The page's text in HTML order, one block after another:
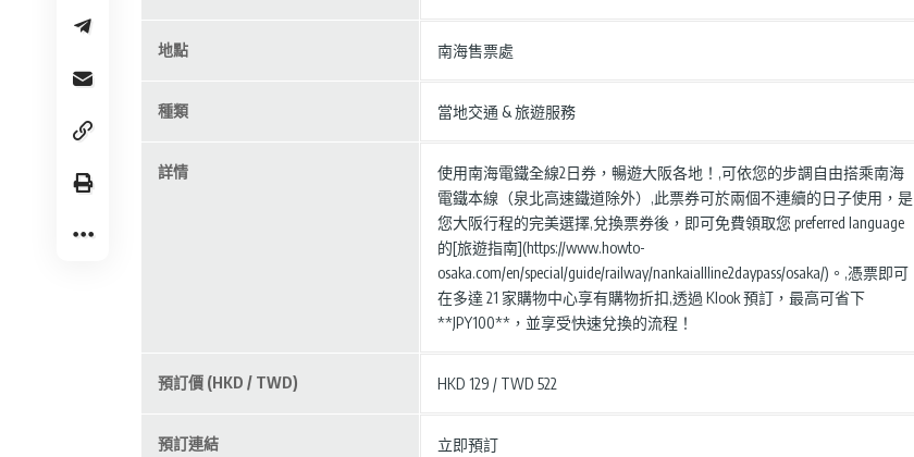
地點 南海售票處
種類 當地交通 & 旅遊服務
詳情
使用南海電鐵全線2日券，暢遊大阪各地！,可依您的步調自由搭乘南海
電鐵本線（泉北高速鐵道除外）,此票券可於兩個不連續的日子使用，是
您大阪行程的完美選擇,兌換票券後，即可免費領取您 preferred language
的[旅遊指南](https://www.howto-
osaka.com/en/special/guide/railway/nankaiallline2daypass/osaka/)。,憑票即可
在多達 21 家購物中心享有購物折扣,透過 Klook 預訂，最高可省下
**JPY100**，並享受快速兌換的流程！
預訂價 (HKD / TWD) HKD 129 / TWD 522
預訂連結 立即預訂